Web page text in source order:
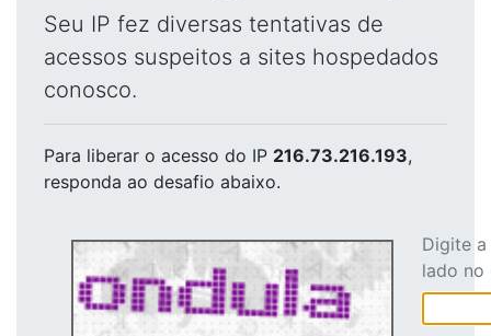
Seu IP fez diversas tentativas de
acessos suspeitos a sites hospedados
conosco.
Para liberar o acesso do IP 216.73.216.193,
responda ao desafio abaixo.
Digite
lado no